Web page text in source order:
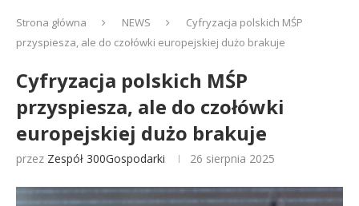
Strona główna NEWS
Cyfryzacja polskich MŚP
przyspiesza, ale do czołówki europejskiej dużo brakuje
Cyfryzacja polskich MŚP
przyspiesza, ale do czołówki
europejskiej dużo brakuje
przez Zespół 300Gospodarki 26 sierpnia 2025